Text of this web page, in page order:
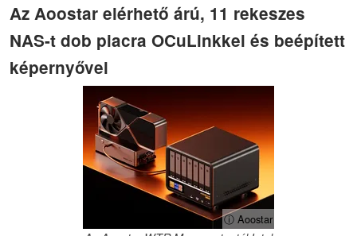
Az Aoostar elérhető árú, 11 rekeszes
NAS-t dob piacra OCuLinkkel és beépített
képernyővel
ⓘ Aoostar